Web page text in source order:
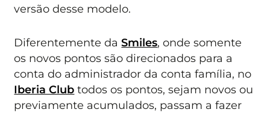
versão desse modelo.
Diferentemente daSmiles, onde somente
os novos pontos são direcionados para a
conta do administrador da conta família, no
Iberia Club todos os pontos, sejam novos ou
previamente acumulados, passam a fazer